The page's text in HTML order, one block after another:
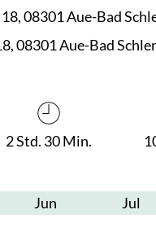
08301 Aue-Bad
08301 Aue-Bad
2 Std. 30 Min.
Jun Jul